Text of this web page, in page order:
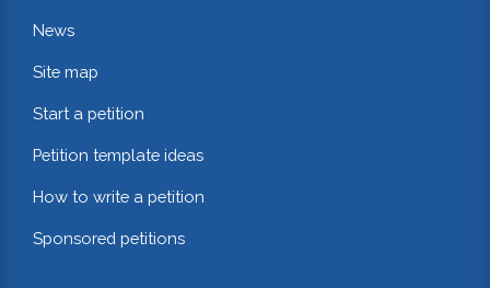
News
Site map
Start a petition
Petition template ideas
How to write a petition
Sponsored petitions